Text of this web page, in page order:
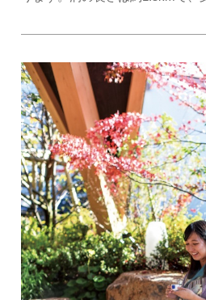
余年の昔、壇の浦の合戦に敗れ